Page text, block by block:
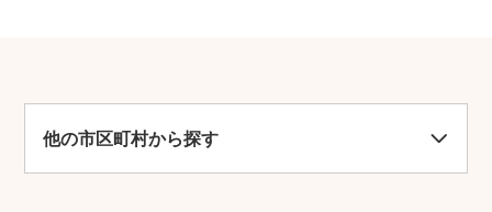
他の市区町村から探す